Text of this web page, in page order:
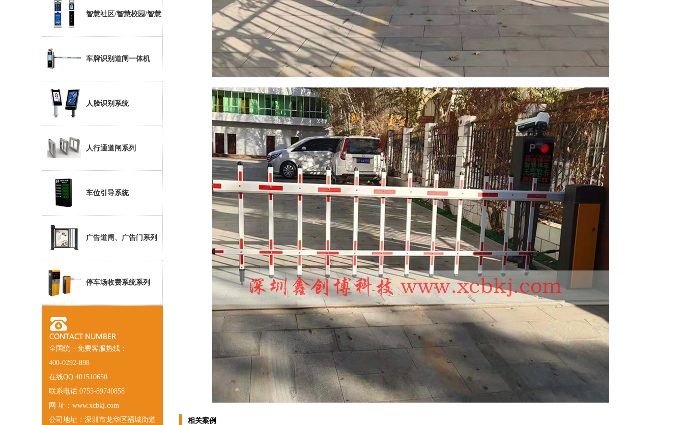
相关案例
智慧社区/智慧校园/智慧
大厦 车牌识别道闸一体机
人脸识别系统
人行通道闸系列
车位引导系统
广告道闸、广告门系列
停车场收费系统系列
全国统一免费客服热线：
400-0292-898
在线QQ:401510650
联系电话:0755-89740858
网 址：www.xcbkj.com
公司地址：深圳市龙华区福城街道